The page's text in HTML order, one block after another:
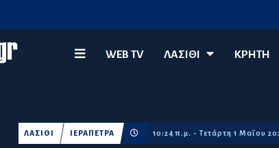
WEB TV ΛΑΣΊΘΙ ΚΡΗΤΗ
ΛΑΣΙΘΙ ΙΕΡΑΠΕΤΡΑ 10:24 π.μ. - Τετάρτη 1 Μαΐου